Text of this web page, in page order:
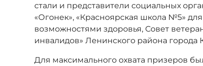
стали и представители социальных
«Огонек», «Красноярская школа №5»
возможностями здоровья, Совет
инвалидов» Ленинского района города
Для максимального охвата призеров